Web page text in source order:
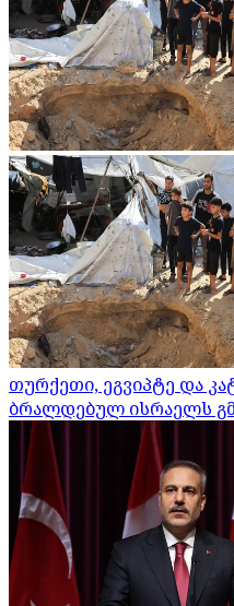
თურქეთი, ეგვიპტე და
ბრალდებულ ისრაელს